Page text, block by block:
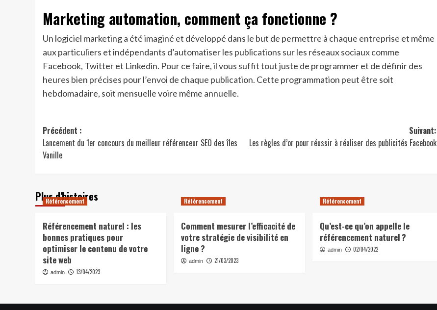
Marketing automation, comment ça fonctionne ?
Un logiciel marketing a été imaginé et développé dans le but de permettre à chaque entreprise et même
aux particuliers et indépendants d’automatiser les publications sur les réseaux sociaux comme
Facebook, Twitter et Linkedin. Pour ce faire, il vous suffit tout juste de programmer et de définir des
heures bien précises pour l’envoi de chaque publication. Cette programmation peut être soit
hebdomadaire, soit mensuelle voire même annuelle.
Navigation
d’article
Précédent :
Lancement du 1er concours du meilleur référenceur SEO des îles
Vanille
Suivant:
Les règles d’or pour réussir à réaliser des publicités Facebook
Plus d'histoires
Référencement
Référencement naturel : les
bonnes pratiques pour
optimiser le contenu de votre
site web
admin 13/04/2023
Référencement
Comment mesurer l’efficacité de
votre stratégie de visibilité en
ligne ?
admin 21/03/2023
Référencement
Qu’est-ce qu’on appelle le
référencement naturel ?
admin 02/04/2022